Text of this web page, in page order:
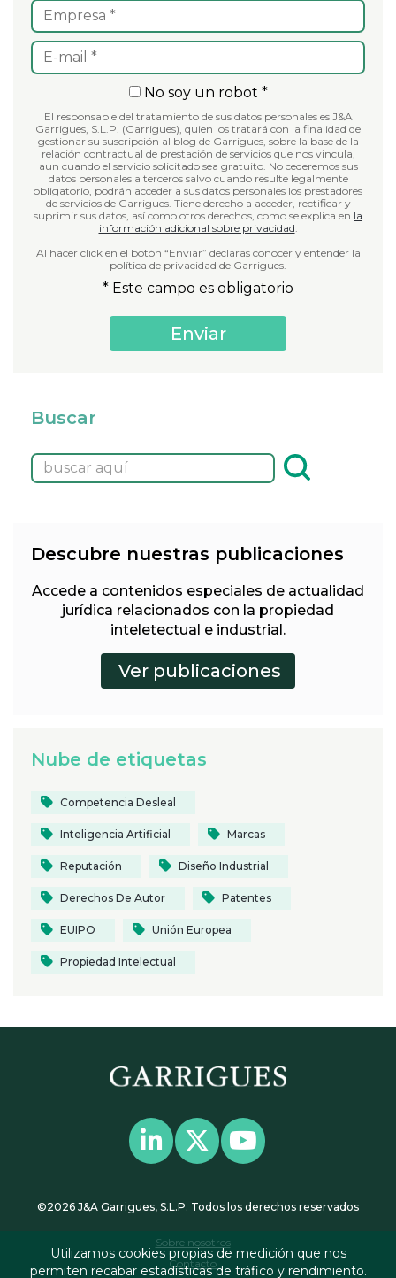
No soy un robot *
El responsable del tratamiento de sus datos personales es J&A
Garrigues, S.L.P. (Garrigues), quien los tratará con la finalidad de
gestionar su suscripción al blog de Garrigues, sobre la base de la
relación contractual de prestación de servicios que nos vincula,
aun cuando el servicio solicitado sea gratuito. No cederemos sus
datos personales a terceros salvo cuando resulte legalmente
obligatorio, podrán acceder a sus datos personales los prestadores
de servicios de Garrigues. Tiene derecho a acceder, rectificar y
suprimir sus datos, así como otros derechos, como se explica en la
información adicional sobre privacidad
Al hacer click en el botón “Enviar” declaras conocer y entender la
política de privacidad de Garrigues.
* Este campo es obligatorio
Buscar
Descubre nuestras publicaciones
Accede a contenidos especiales de actualidad
jurídica relacionados con la propiedad
inteletectual e industrial.
Nube de etiquetas
Competencia Desleal
Inteligencia Artificial Marcas
Reputación Diseño Industrial
Derechos De Autor Patentes
EUIPO Unión Europea
Propiedad Intelectual
©2026 J&A Garrigues, S.L.P. Todos los derechos reservados
Sobre nosotros
Contacto
Utilizamos cookies propias de medición que nos
permiten recabar estadísticas de tráfico y rendimiento.